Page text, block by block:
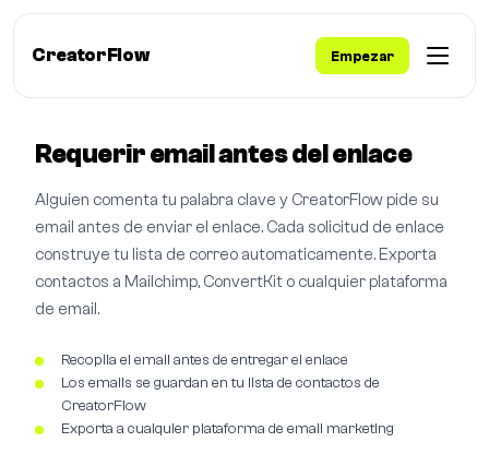
CreatorFlow Empezar
Requerir email antes del enlace
Alguien comenta tu palabra clave y CreatorFlow pide su
email antes de enviar el enlace. Cada solicitud de enlace
construye tu lista de correo automaticamente. Exporta
contactos a Mailchimp, ConvertKit o cualquier plataforma
de email.
Recopila el email antes de entregar el enlace
Los emails se guardan en tu lista de contactos de
CreatorFlow
Exporta a cualquier plataforma de email marketing